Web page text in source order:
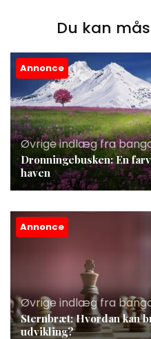
Du kan
Annonce
Øvrige indlæg fra
Dronningebusken: En
haven
Annonce
Øvrige indlæg fra
Sternbræt: Hvordan kan
udvikling?